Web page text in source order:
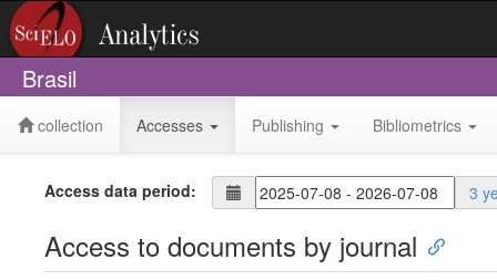
Brasil
collection Accesses Publishing Bibliometrics
Access data period: 3
Access to documents by journal